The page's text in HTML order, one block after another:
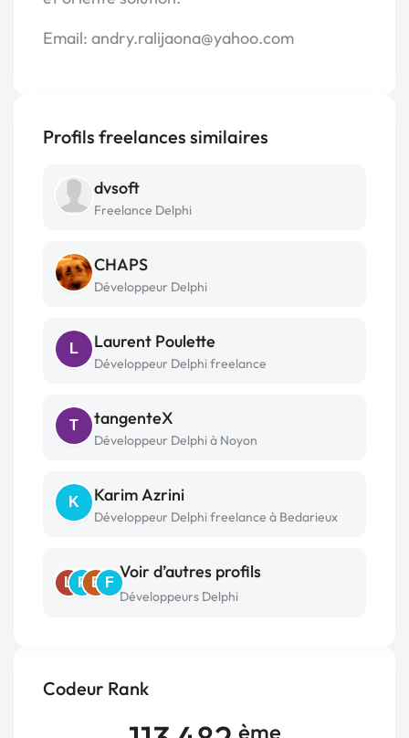
Codeur Rank
ème
Email: andry.ralijaona@yahoo.com
Profils freelances similaires
dvsoft
Freelance Delphi
CHAPS
Développeur Delphi
L Laurent Poulette
Développeur Delphi freelance
T tangenteX
Développeur Delphi à Noyon
K Karim Azrini
Développeur Delphi freelance à Bedarieux
L P E F
Voir d’autres profils
Développeurs Delphi